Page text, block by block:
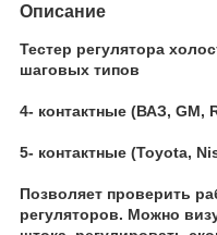
Описание
Тестер регулятора
шаговых типов
4- контактные (ВАЗ, GM,
5- контактные (Toyota,
Позволяет проверить
регуляторов. Можно